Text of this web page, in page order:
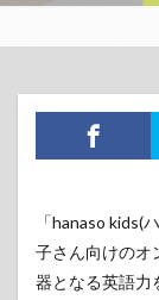
「hanaso kids(
子さん向けのオ
器となる英語力